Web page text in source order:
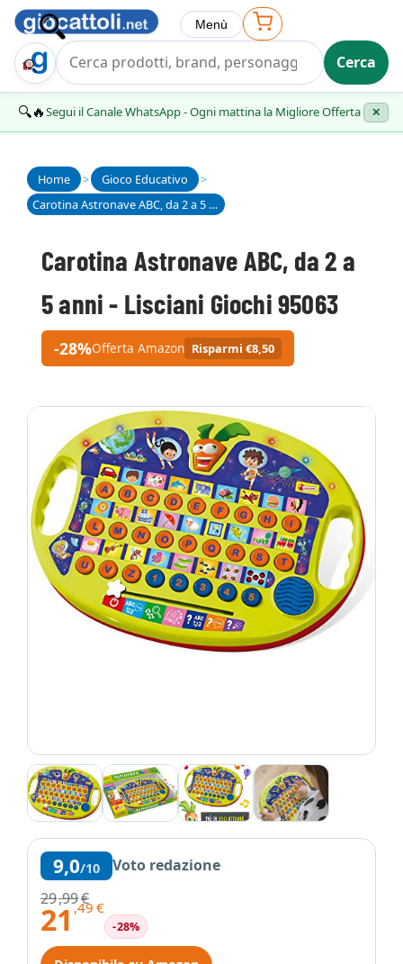
Trova Regalo Cerca
Menù
🔍🔥Segui il Canale WhatsApp - Ogni mattina la Migliore Offerta ✕
Home > Gioco Educativo
>
Carotina Astronave ABC, da 2 a 5 anni - Lisciani Giochi 95063
Carotina Astronave ABC, da 2 a
5 anni - Lisciani Giochi 95063
-28%Offerta Amazon Risparmi €8,50
9,0/10
Voto redazione
29,99€
21 ,49 €
-28%